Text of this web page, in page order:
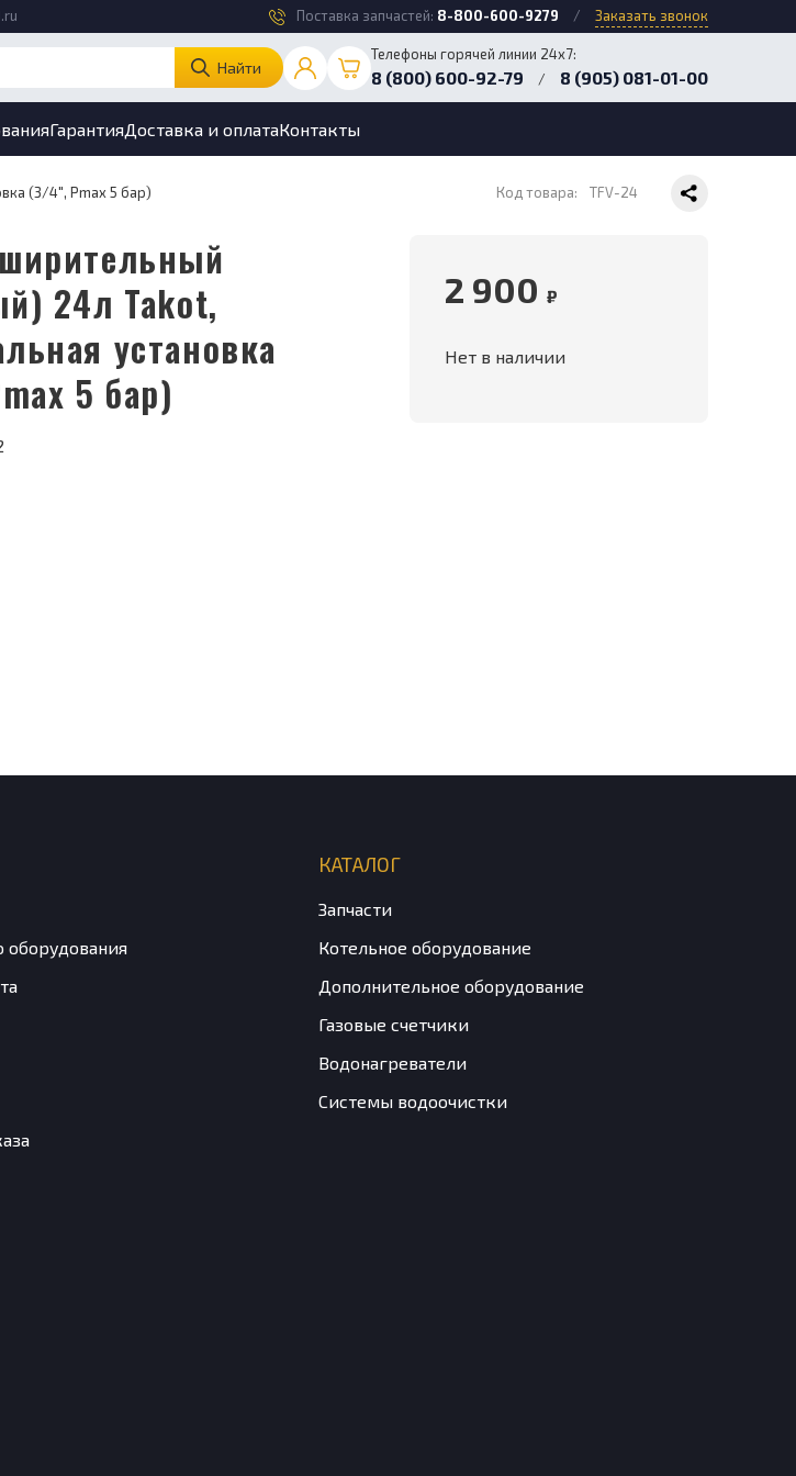
Поставка запчастей: 8-800-600-9279 / Заказать звонок
Найти
Телефоны горячей линии 24х7:
8 (800) 600-92-79 / 8 (905) 081-01-00
ГарантияДоставка и оплатаКонтакты
(3/4″, Pmax 5 бар) Код товара: TFV-24
24л Takot,
установка
5 бар)
2 900 ₽
Нет в наличии
оборудования
КАТАЛОГ
Запчасти
Котельное оборудование
Дополнительное оборудование
Газовые счетчики
Водонагреватели
Системы водоочистки